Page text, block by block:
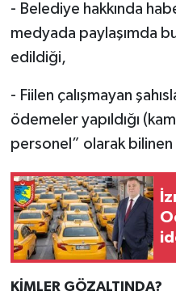
- Belediye hakkında
medyada paylaşımda
edildiği,
- Fiilen çalışmayan
ödemeler yapıldığı
personel” olarak
KİMLER GÖZALTINDA?